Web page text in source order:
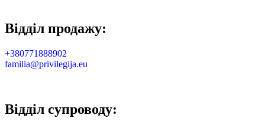
Відділ продажу:
+380771888902
familia@privilegija.eu
Відділ супроводу: